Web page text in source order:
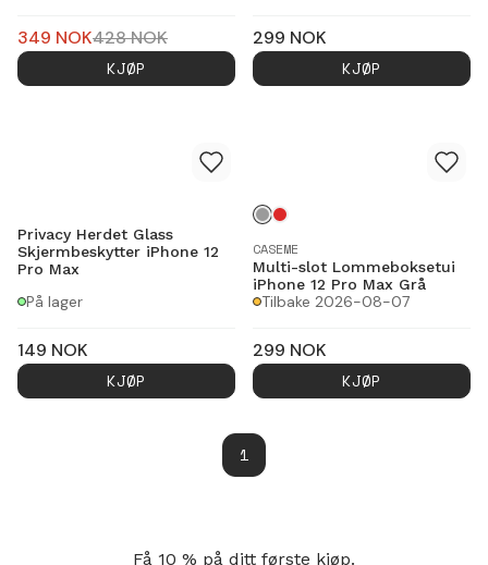
349 NOK428NOK
KJØP
299 NOK
KJØP
Privacy Herdet Glass
Skjermbeskytter iPhone 12
Pro Max
På lager
149 NOK
KJØP
CASEME
Multi-slot Lommeboksetui
iPhone 12 Pro Max Grå
Tilbake 2026-08-07
299 NOK
KJØP
1
Få 10 % på ditt første kjøp.